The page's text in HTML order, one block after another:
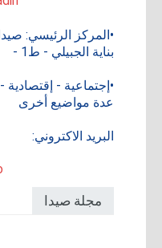
•المركز الرئيسي:
بناية الجبيلي - ط1 -
•إجتماعية -
عدة مواضيع أخرى
البريد الاكتروني:
مجلة صيدا